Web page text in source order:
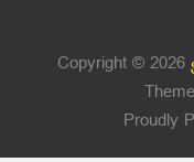
Copyright © 2026
Proudly